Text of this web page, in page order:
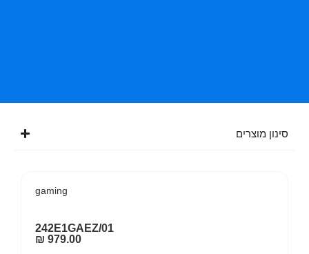
סינון מוצרים
gaming
242E1GAEZ/01
979.00
₪